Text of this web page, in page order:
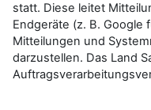
statt. Diese leitet
Endgeräte (z. B. Google
Mitteilungen und
darzustellen. Das Land